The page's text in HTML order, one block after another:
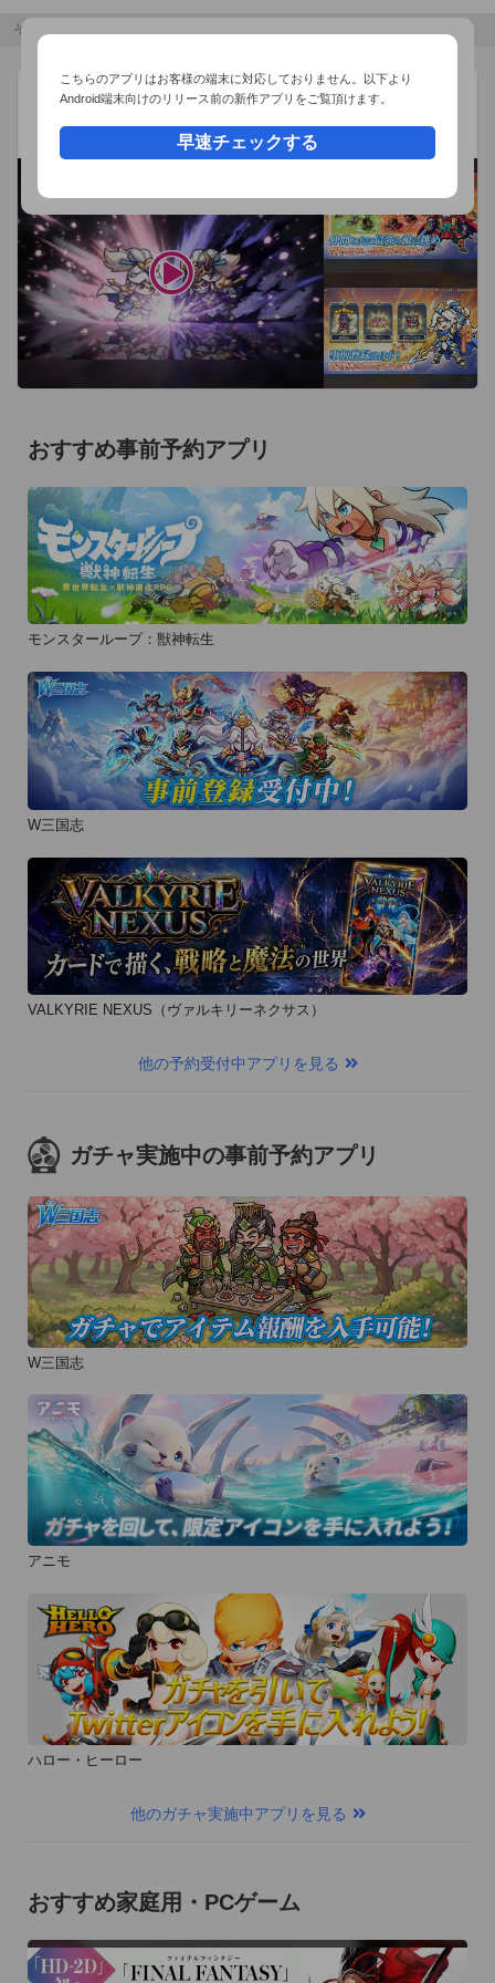
その他のおすすめコンテンツ
W三国志
W（ダブル）ソウル覚醒 x 三国放置系RPG
おすすめ事前予約アプリ
モンスターループ：獣神転生
W三国志
VALKYRIE NEXUS（ヴァルキリーネクサス）
他の予約受付中アプリを見る
ガチャ実施中の事前予約アプリ
W三国志
アニモ
ハロー・ヒーロー
他のガチャ実施中アプリを見る
おすすめ家庭用・PCゲーム
こちらのアプリはお客様の端末に対応しておりません。以下より
Android端末向けのリリース前の新作アプリをご覧頂けます。
早速チェックする